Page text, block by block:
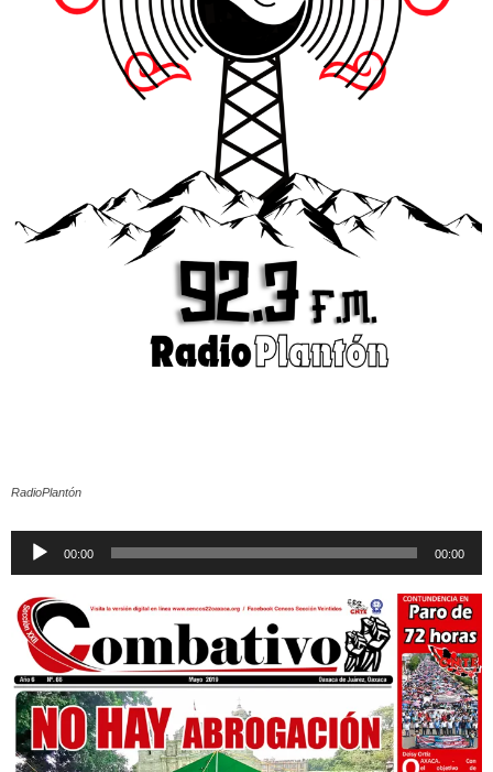
RadioPlantón
Reproductor
00:00 00:00